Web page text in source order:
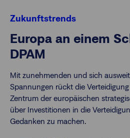
Zukunftstrends
Europa an einem
DPAM
Mit zunehmenden und sich
Spannungen rückt die
Zentrum der europäischen
über Investitionen in die
Gedanken zu machen.